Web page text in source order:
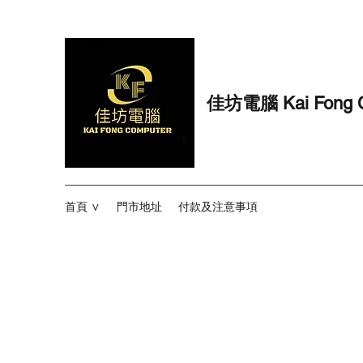
佳坊電腦 Kai Fong
首頁 ∨ 門市地址 付款及注意事項